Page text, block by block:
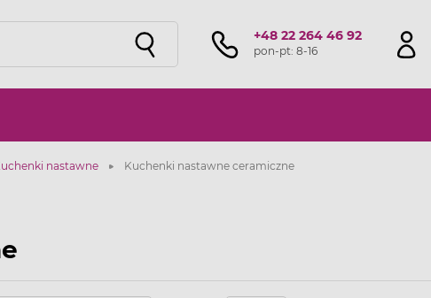
+48 22 264 46 92
pon-pt: 8-16
nastawne Kuchenki nastawne ceramiczne